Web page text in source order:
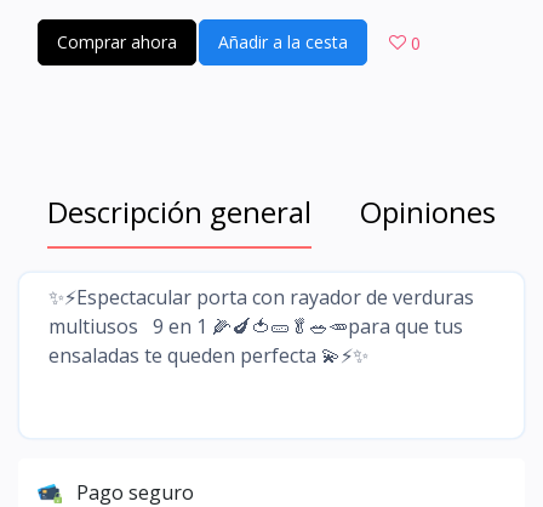
Comprar ahora Añadir a la cesta 0
Descripción general Opiniones
✨⚡Espectacular porta con rayador de verduras
multiusos 9 en 1 🌽🍆🍅🥒🥬🥗🥕para que tus
ensaladas te queden perfecta 💫⚡✨
Pago seguro